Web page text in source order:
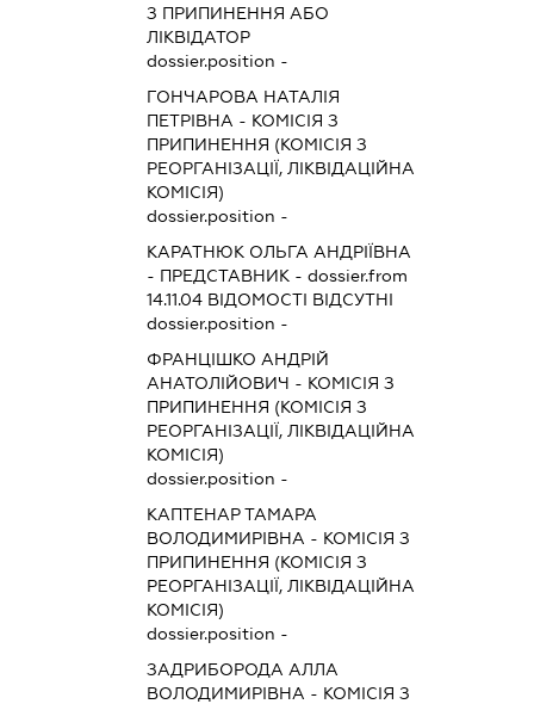
З ПРИПИНЕННЯ АБО
ЛІКВІДАТОР
dossier.position -
ГОНЧАРОВА НАТАЛІЯ
ПЕТРІВНА - КОМІСІЯ З
ПРИПИНЕННЯ (КОМІСІЯ З
РЕОРГАНІЗАЦІЇ, ЛІКВІДАЦІЙНА
КОМІСІЯ)
dossier.position -
КАРАТНЮК ОЛЬГА АНДРІЇВНА
- ПРЕДСТАВНИК - dossier.from
14.11.04ВІДОМОСТІ ВІДСУТНІ
dossier.position -
ФРАНЦІШКО АНДРІЙ
АНАТОЛІЙОВИЧ - КОМІСІЯ З
ПРИПИНЕННЯ (КОМІСІЯ З
РЕОРГАНІЗАЦІЇ, ЛІКВІДАЦІЙНА
КОМІСІЯ)
dossier.position -
КАПТЕНАР ТАМАРА
ВОЛОДИМИРІВНА - КОМІСІЯ З
ПРИПИНЕННЯ (КОМІСІЯ З
РЕОРГАНІЗАЦІЇ, ЛІКВІДАЦІЙНА
КОМІСІЯ)
dossier.position -
ЗАДРИБОРОДА АЛЛА
ВОЛОДИМИРІВНА - КОМІСІЯ З